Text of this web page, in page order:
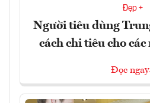
Đẹp +
Người tiêu dùng
cách chi tiêu cho
Đọc ngay